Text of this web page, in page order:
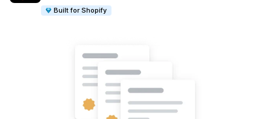
Built for Shopify